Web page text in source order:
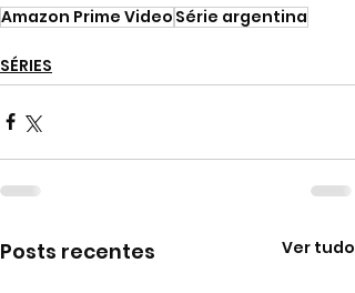
Amazon Prime Video Série argentina
SÉRIES
Posts recentes Ver tudo